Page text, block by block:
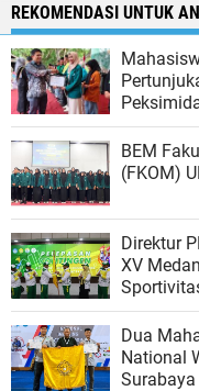
REKOMENDASI UNTUK
BEM
Direktur
XV
Dua
National
Surabaya